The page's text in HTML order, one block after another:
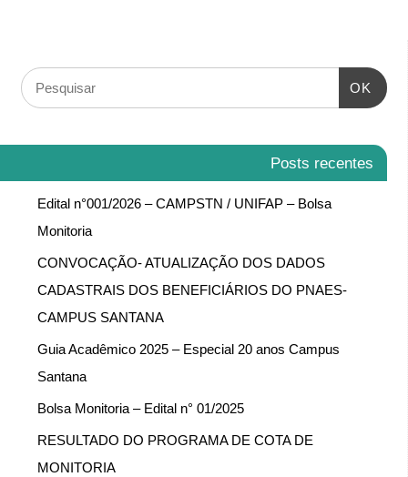
OK
Posts recentes
Edital n°001/2026 – CAMPSTN / UNIFAP – Bolsa
Monitoria
CONVOCAÇÃO- ATUALIZAÇÃO DOS DADOS
CADASTRAIS DOS BENEFICIÁRIOS DO PNAES-
CAMPUS SANTANA
Guia Acadêmico 2025 – Especial 20 anos Campus
Santana
Bolsa Monitoria – Edital n° 01/2025
RESULTADO DO PROGRAMA DE COTA DE
MONITORIA